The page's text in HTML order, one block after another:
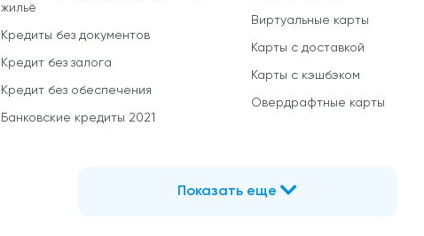
жильё
Кредиты без документов
Кредит без залога
Кредит без обеспечения
Банковские кредиты 2021
Виртуальные карты
Карты с доставкой
Карты с кэшбэком
Овердрафтные карты
Показать еще